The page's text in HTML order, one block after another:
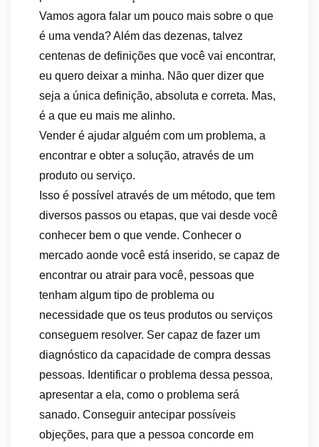
Vamos agora falar um pouco mais sobre o que
é uma venda? Além das dezenas, talvez
centenas de definições que você vai encontrar,
eu quero deixar a minha. Não quer dizer que
seja a única definição, absoluta e correta. Mas,
é a que eu mais me alinho.
Vender é ajudar alguém com um problema, a
encontrar e obter a solução, através de um
produto ou serviço.
Isso é possível através de um método, que tem
diversos passos ou etapas, que vai desde você
conhecer bem o que vende. Conhecer o
mercado aonde você está inserido, se capaz de
encontrar ou atrair para você, pessoas que
tenham algum tipo de problema ou
necessidade que os teus produtos ou serviços
conseguem resolver. Ser capaz de fazer um
diagnóstico da capacidade de compra dessas
pessoas. Identificar o problema dessa pessoa,
apresentar a ela, como o problema será
sanado. Conseguir antecipar possíveis
objeções, para que a pessoa concorde em